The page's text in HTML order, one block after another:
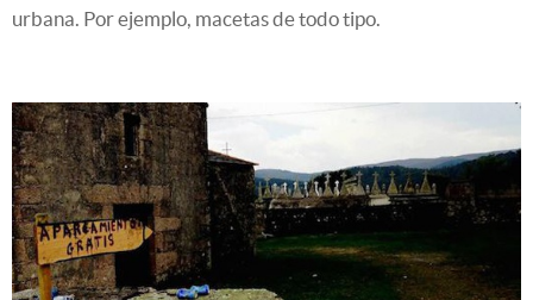
urbana. Por ejemplo, macetas de todo tipo.